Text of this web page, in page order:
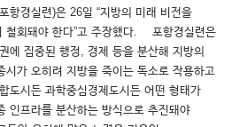
항경실련)은 26일 “지방의 미래 비전을
철회돼야 한다”고 주장했다. 포항경실련은
에 집중된 행정, 경제 등을 분산해 지방의
시가 오히려 지방을 죽이는 독소로 작용하고
도시든 과학중심경제도시든 어떤 형태가
인프라를 분산하는 방식으로 추진돼야